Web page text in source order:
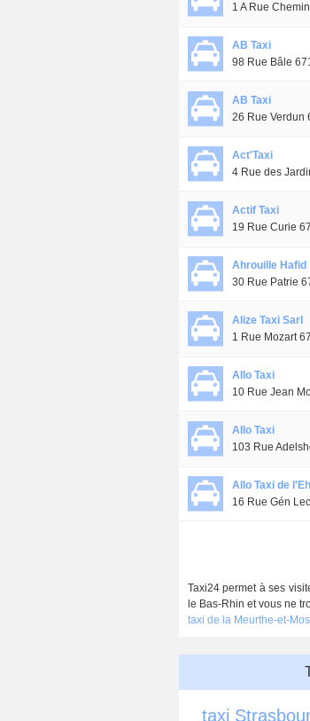
1 A Rue
AB Taxi
98 Rue Bâle
AB Taxi
26 Rue Verdun
Act'Taxi
4 Rue des
Actif Taxi
19 Rue Curie
Ahrouille Hafid
30 Rue Patrie
Alize Taxi Sarl
1 Rue Mozart
Allo Taxi
10 Rue Jean
Allo Taxi
103 Rue
Allo Taxi de
16 Rue Gén
Taxi24 permet à ses
le Bas-Rhin et vous ne
taxi de la Meurthe-et-
taxi